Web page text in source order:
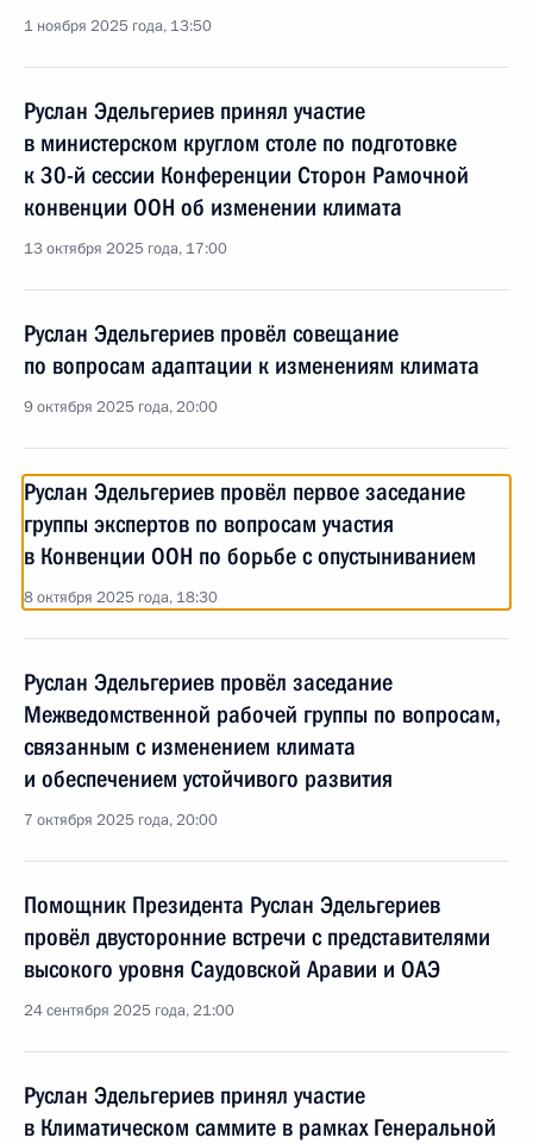
1 ноября 2025 года, 13:50
Руслан Эдельгериев принял участие
в министерском круглом столе по подготовке
к 30-й сессии Конференции Сторон Рамочной
конвенции ООН об изменении климата
13 октября 2025 года, 17:00
Руслан Эдельгериев провёл совещание
по вопросам адаптации к изменениям климата
9 октября 2025 года, 20:00
Руслан Эдельгериев провёл первое заседание
группы экспертов по вопросам участия
в Конвенции ООН по борьбе с опустыниванием
8 октября 2025 года, 18:30
Руслан Эдельгериев провёл заседание
Межведомственной рабочей группы по вопросам,
связанным с изменением климата
и обеспечением устойчивого развития
7 октября 2025 года, 20:00
Помощник Президента Руслан Эдельгериев
провёл двусторонние встречи с представителями
высокого уровня Саудовской Аравии и ОАЭ
24 сентября 2025 года, 21:00
Руслан Эдельгериев принял участие
в Климатическом саммите в рамках Генеральной